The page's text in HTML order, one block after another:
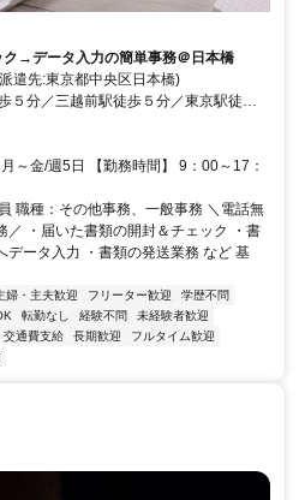
→データ入力の簡単事務＠日本橋
遣先:東京都中央区日本橋)
５分／三越前駅徒歩５分／東京駅徒歩
～金/週5日 【勤務時間】 9：00～17：
職種：その他事務、一般事務 ＼電話無
／ ・届いた書類の開封＆チェック ・書
データ入力 ・書類の発送業務 など 基
婦・主夫歓迎 フリーター歓迎
学歴不問
転勤なし 経験不問
未経験者歓迎
交通費支給 長期歓迎
フルタイム歓迎